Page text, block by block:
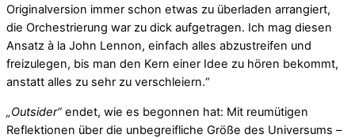
Originalversion immer schon etwas zu überladen arrangiert,
die Orchestrierung war zu dick aufgetragen. Ich mag diesen
Ansatz à la John Lennon, einfach alles abzustreifen und
freizulegen, bis man den Kern einer Idee zu hören bekommt,
anstatt alles zu sehr zu verschleiern.“
„Outsider“endet, wie es begonnen hat: Mit reumütigen
Reflektionen über die unbegreifliche Größe des Universums –